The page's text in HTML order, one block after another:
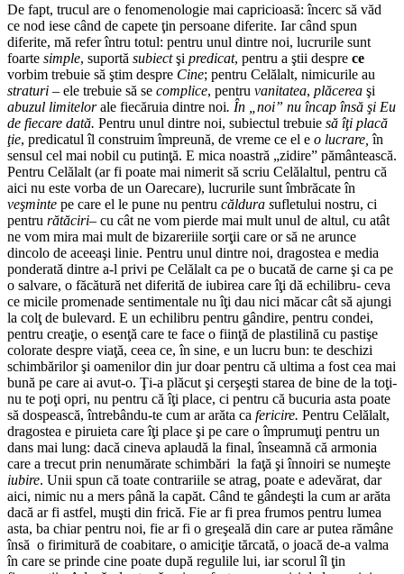
De fapt, trucul are o fenomenologie mai capricioasă: încerc să văd
ce nod iese când de capete ţin persoane diferite. Iar când spun
diferite, mă refer întru totul: pentru unul dintre noi, lucrurile sunt
foarte simple, suportă subiectşi predicat, pentru a ştii despre ce
vorbim trebuie să ştim despre Cine; pentru Celălalt, nimicurile au
straturi – ele trebuie să se complice, pentru vanitatea, plăcerea şi
abuzul limitelorale fiecăruia dintre noi. În „noi” nu încap însă şi Eu
de fiecare dată. Pentru unul dintre noi, subiectul trebuie să îţi placă
ţie, predicatul îl construim împreună, de vreme ce el e o lucrare, în
sensul cel mai nobil cu putinţă. E mica noastră „zidire” pământească.
Pentru Celălalt (ar fi poate mai nimerit să scriu Celălaltul, pentru că
aici nu este vorba de un Oarecare), lucrurile sunt îmbrăcate în
veşminte pe care el le pune nu pentru căldura sufletului nostru, ci
pentru rătăciri– cu cât ne vom pierde mai mult unul de altul, cu atât
ne vom mira mai mult de bizareriile sorţii care or să ne arunce
dincolo de aceeaşi linie. Pentru unul dintre noi, dragostea e media
ponderată dintre a-l privi pe Celălalt ca pe o bucată de carne şi ca pe
o salvare, o făcătură net diferită de iubirea care îţi dă echilibru- ceva
ce micile promenade sentimentale nu îţi dau nici măcar cât să ajungi
la colţ de bulevard. E un echilibru pentru gândire, pentru condei,
pentru creaţie, o esenţă care te face o fiinţă de plastilină cu pastişe
colorate despre viaţă, ceea ce, în sine, e un lucru bun: te deschizi
schimbărilor şi oamenilor din jur doar pentru că ultima a fost cea mai
bună pe care ai avut-o. Ţi-a plăcut şi cerşeşti starea de bine de la toţi-
nu te poţi opri, nu pentru că îţi place, ci pentru că bucuria asta poate
să dospească, întrebându-te cum ar arăta ca fericire. Pentru Celălalt,
dragostea e piruieta care îţi place şi pe care o împrumuţi pentru un
dans mai lung: dacă cineva aplaudă la final, înseamnă că armonia
care a trecut prin nenumărate schimbări la faţă şi înnoiri se numeşte
iubire. Unii spun că toate contrariile se atrag, poate e adevărat, dar
aici, nimic nu a mers până la capăt. Când te gândeşti la cum ar arăta
dacă ar fi astfel, muşti din frică. Fie ar fi prea frumos pentru lumea
asta, ba chiar pentru noi, fie ar fi o greşeală din care ar putea rămâne
însă o firimitură de coabitare, o amiciţie tărcată, o joacă de-a valma
în care se prinde cine poate după regulile lui, iar scorul îl ţin